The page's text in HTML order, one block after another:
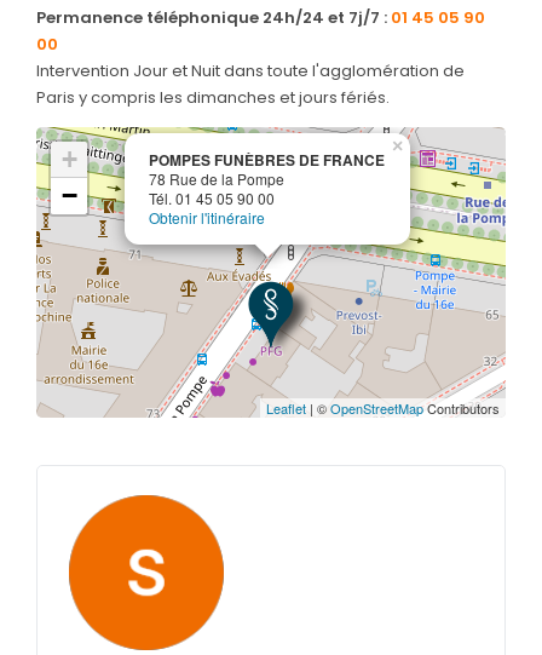
Permanence téléphonique 24h/24 et 7j/7 : 01 45 05 90
00
Intervention Jour et Nuit dans toute l'agglomération de
Paris y compris les dimanches et jours fériés.
POMPES FUNÈBRES DE FRANCE
78 Rue de la Pompe
Tél. 01 45 05 90 00
Obtenir l'itinéraire
×
+
−
Leaflet | ©OpenStreetMapContributors